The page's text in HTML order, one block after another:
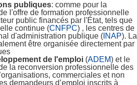
publiques: comme pour la
l'offre de formation professionnelle
public financés par l'État, tels que
continue (CNFPC) , les centres de
d'administration publique ( INAP). La
être organisée directement par
de l'emploi (ADEM) et le
la reconversion professionnelle des
commerciales et non
demandeurs d’emploi inscrits à